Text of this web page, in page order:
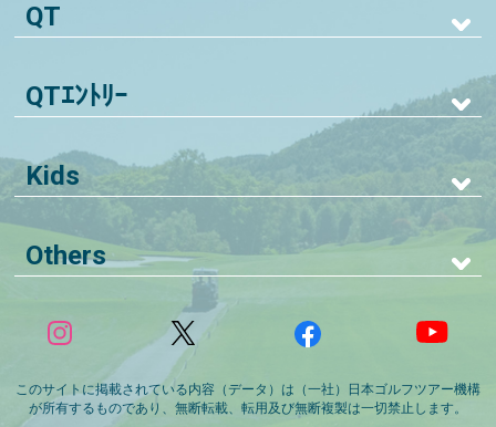
QT
QTｴﾝﾄﾘｰ
Kids
Others
このサイトに掲載されている内容（データ）は（一社）日本ゴルフツアー機構
が所有するものであり、無断転載、転用及び無断複製は一切禁止します。